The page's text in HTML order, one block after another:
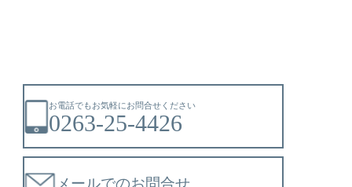
お電話でもお気軽にお問合せください
0263-25-4426
メールでのお問合せ